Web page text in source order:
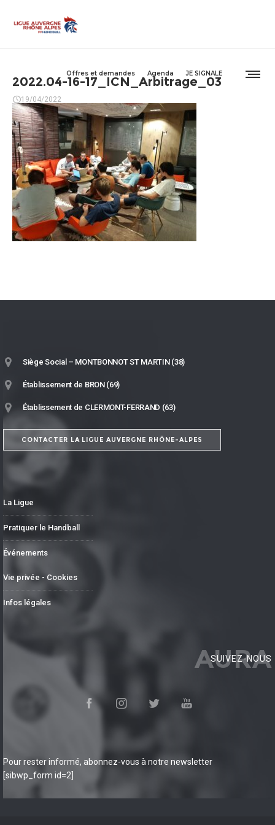
Offres et demandes Agenda JE SIGNALE
2022.04-16-17_ICN_Arbitrage_03
19/04/2022
Siège Social – MONTBONNOT ST MARTIN (38)
Établissement de BRON (69)
Établissement de CLERMONT-FERRAND (63)
CONTACTER LA LIGUE AUVERGNE RHÔNE-ALPES
La Ligue
Pratiquer le Handball
Événements
Vie privée - Cookies
Infos légales
AURA
SUIVEZ-NOUS
Pour rester informé, abonnez-vous à notre newsletter
[sibwp_form id=2]